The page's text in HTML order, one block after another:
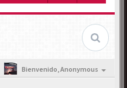
Bienvenido,Anonymous